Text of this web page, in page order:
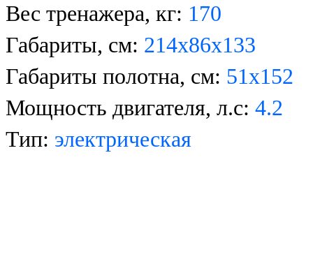
Вес тренажера, кг: 170
Габариты, см: 214x86x133
Габариты полотна, см: 51х152
Мощность двигателя, л.с: 4.2
Тип: электрическая